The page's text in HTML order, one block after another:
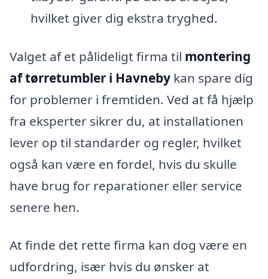
hvilket giver dig ekstra tryghed.
Valget af et pålideligt firma til montering
af tørretumbler i Havneby kan spare dig
for problemer i fremtiden. Ved at få hjælp
fra eksperter sikrer du, at installationen
lever op til standarder og regler, hvilket
også kan være en fordel, hvis du skulle
have brug for reparationer eller service
senere hen.
At finde det rette firma kan dog være en
udfordring, især hvis du ønsker at